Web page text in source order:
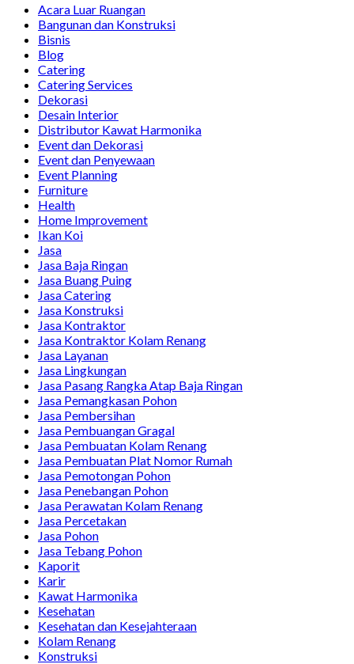
Acara Luar Ruangan
Bangunan dan Konstruksi
Bisnis
Blog
Catering
Catering Services
Dekorasi
Desain Interior
Distributor Kawat Harmonika
Event dan Dekorasi
Event dan Penyewaan
Event Planning
Furniture
Health
Home Improvement
Ikan Koi
Jasa
Jasa Baja Ringan
Jasa Buang Puing
Jasa Catering
Jasa Konstruksi
Jasa Kontraktor
Jasa Kontraktor Kolam Renang
Jasa Layanan
Jasa Lingkungan
Jasa Pasang Rangka Atap Baja Ringan
Jasa Pemangkasan Pohon
Jasa Pembersihan
Jasa Pembuangan Gragal
Jasa Pembuatan Kolam Renang
Jasa Pembuatan Plat Nomor Rumah
Jasa Pemotongan Pohon
Jasa Penebangan Pohon
Jasa Perawatan Kolam Renang
Jasa Percetakan
Jasa Pohon
Jasa Tebang Pohon
Kaporit
Karir
Kawat Harmonika
Kesehatan
Kesehatan dan Kesejahteraan
Kolam Renang
Konstruksi